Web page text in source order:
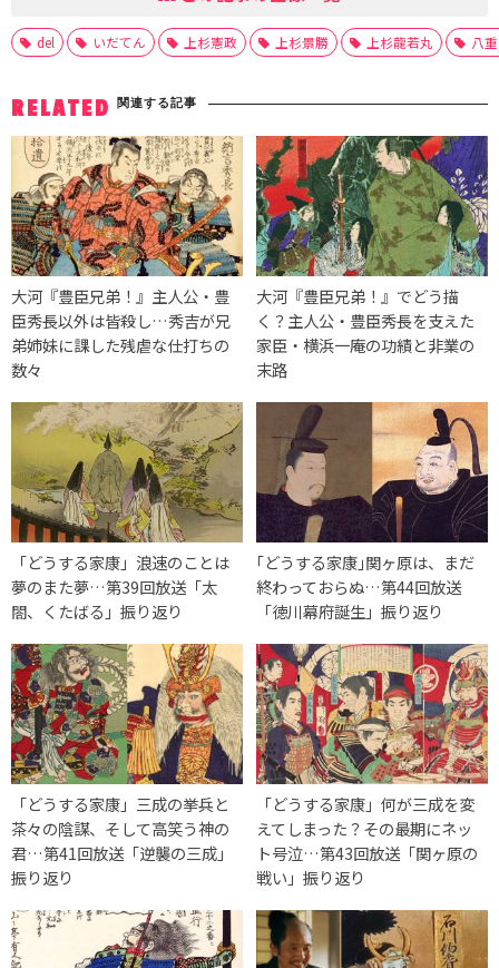
del いだてん 上杉憲政 上杉景勝 上杉龍若丸 八
RELATED 関連する記事
大河『豊臣兄弟！』主人公・豊
臣秀長以外は皆殺し…秀吉が兄
弟姉妹に課した残虐な仕打ちの
数々
大河『豊臣兄弟！』でどう描
く？主人公・豊臣秀長を支えた
家臣・横浜一庵の功績と非業の
末路
「どうする家康」浪速のことは
夢のまた夢…第39回放送「太
閤、くたばる」振り返り
｢どうする家康｣関ヶ原は、まだ
終わっておらぬ…第44回放送
「徳川幕府誕生」振り返り
「どうする家康」三成の挙兵と
茶々の陰謀、そして高笑う神の
君…第41回放送「逆襲の三成」
振り返り
「どうする家康」何が三成を変
えてしまった？その最期にネッ
ト号泣…第43回放送「関ヶ原の
戦い」振り返り